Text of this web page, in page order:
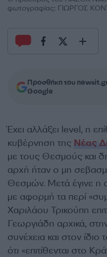
φωτογραφίας: ΓΙΩΡΓΟΣ
Προσθήκη του
Google
Έχει αλλάξει level, η
κυβέρνηση της Νέας
με τους Θεσμούς και
αρχή ήταν ο μη
Θεσμών. Μετά έγινε η
με αφορμή τα περί
Χαριλάου Τρικούπη
Γεωργιάδη αρχικά,
συνέχεια και στον
ότι «επιτίθενται στο